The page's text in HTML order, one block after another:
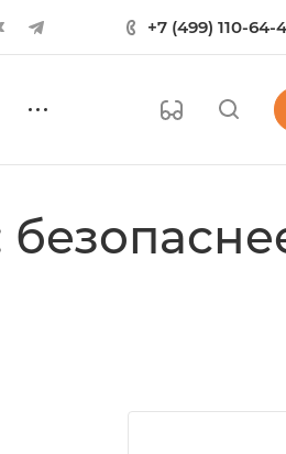
+7 (499) 110-64-